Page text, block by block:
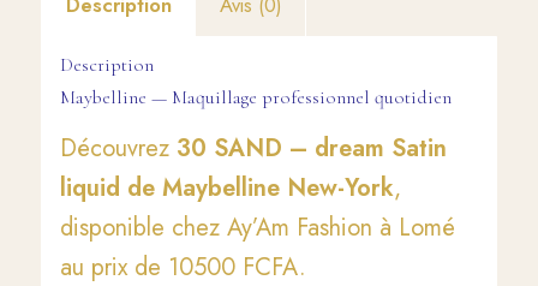
Description
Maybelline — Maquillage professionnel quotidien
Découvrez 30 SAND – dream Satin
liquid de Maybelline New-York,
disponible chez Ay’Am Fashion à Lomé
au prix de 10500 FCFA.